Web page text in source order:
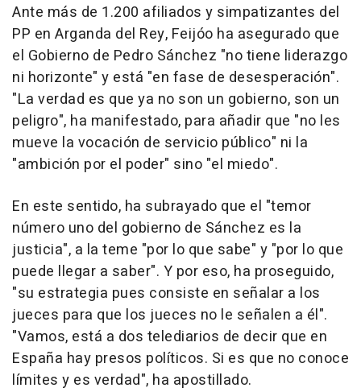
Ante más de 1.200 afiliados y simpatizantes del
PP en Arganda del Rey, Feijóo ha asegurado que
el Gobierno de Pedro Sánchez "no tiene liderazgo
ni horizonte" y está "en fase de desesperación".
"La verdad es que ya no son un gobierno, son un
peligro", ha manifestado, para añadir que "no les
mueve la vocación de servicio público" ni la
"ambición por el poder" sino "el miedo".
En este sentido, ha subrayado que el "temor
número uno del gobierno de Sánchez es la
justicia", a la teme "por lo que sabe" y "por lo que
puede llegar a saber". Y por eso, ha proseguido,
"su estrategia pues consiste en señalar a los
jueces para que los jueces no le señalen a él".
"Vamos, está a dos telediarios de decir que en
España hay presos políticos. Si es que no conoce
límites y es verdad", ha apostillado.